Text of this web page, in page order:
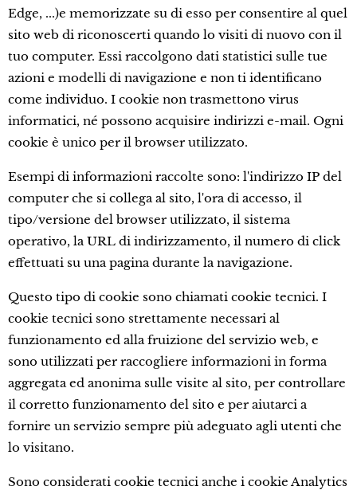
Edge, ...)e memorizzate su di esso per consentire al quel
sito web di riconoscerti quando lo visiti di nuovo con il
tuo computer. Essi raccolgono dati statistici sulle tue
azioni e modelli di navigazione e non ti identificano
come individuo. I cookie non trasmettono virus
informatici, né possono acquisire indirizzi e-mail. Ogni
cookie è unico per il browser utilizzato.
Esempi di informazioni raccolte sono: l'indirizzo IP del
computer che si collega al sito, l'ora di accesso, il
tipo/versione del browser utilizzato, il sistema
operativo, la URL di indirizzamento, il numero di click
effettuati su una pagina durante la navigazione.
Questo tipo di cookie sono chiamati cookie tecnici. I
cookie tecnici sono strettamente necessari al
funzionamento ed alla fruizione del servizio web, e
sono utilizzati per raccogliere informazioni in forma
aggregata ed anonima sulle visite al sito, per controllare
il corretto funzionamento del sito e per aiutarci a
fornire un servizio sempre più adeguato agli utenti che
lo visitano.
Sono considerati cookie tecnici anche i cookie Analytics